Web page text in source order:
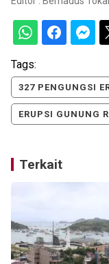
Tags:
327 PENGUNGSI
ERUPSI GUNUNG
Terkait